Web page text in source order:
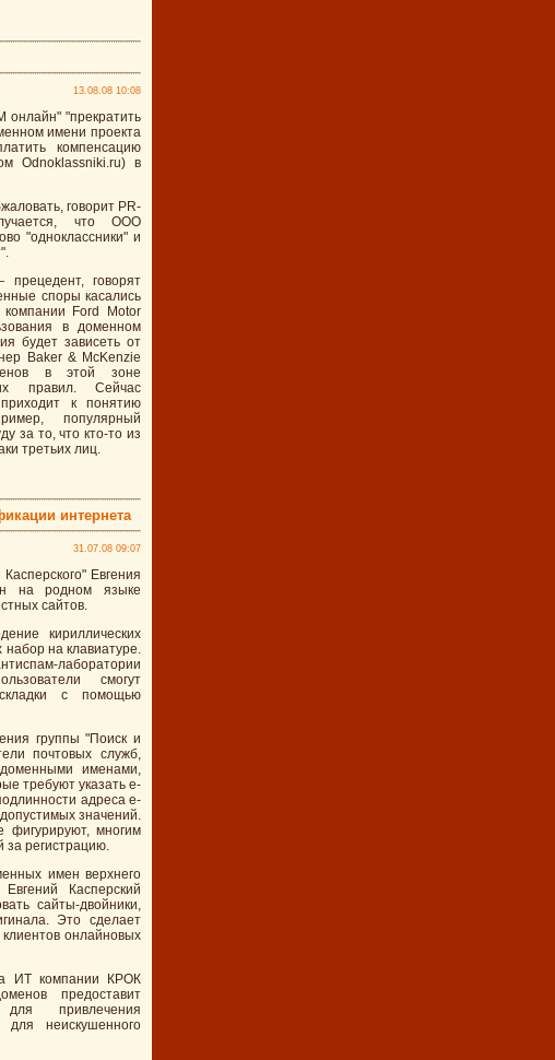
13.08.08 10:08
онлайн" "прекратить
имени проекта
компенсацию
Odnoklassniki.ru) в
говорит PR-
что ООО
"одноклассники" и
говорят
споры касались
Ford Motor
в доменном
будет зависеть от
Baker & McKenzie
в этой зоне
правил. Сейчас
к понятию
популярный
за то, что кто-то из
третьих лиц.
интернета
31.07.08 09:07
Евгения
на родном языке
сайтов.
кириллических
на клавиатуре.
лаборатории
смогут
с помощью
группы "Поиск и
почтовых служб,
именами,
требуют указать e-
адреса e-
значений.
фигурируют, многим
за регистрацию.
имен верхнего
Касперский
сайты-двойники,
Это сделает
онлайновых
ИТ компании КРОК
предоставит
привлечения
неискушенного